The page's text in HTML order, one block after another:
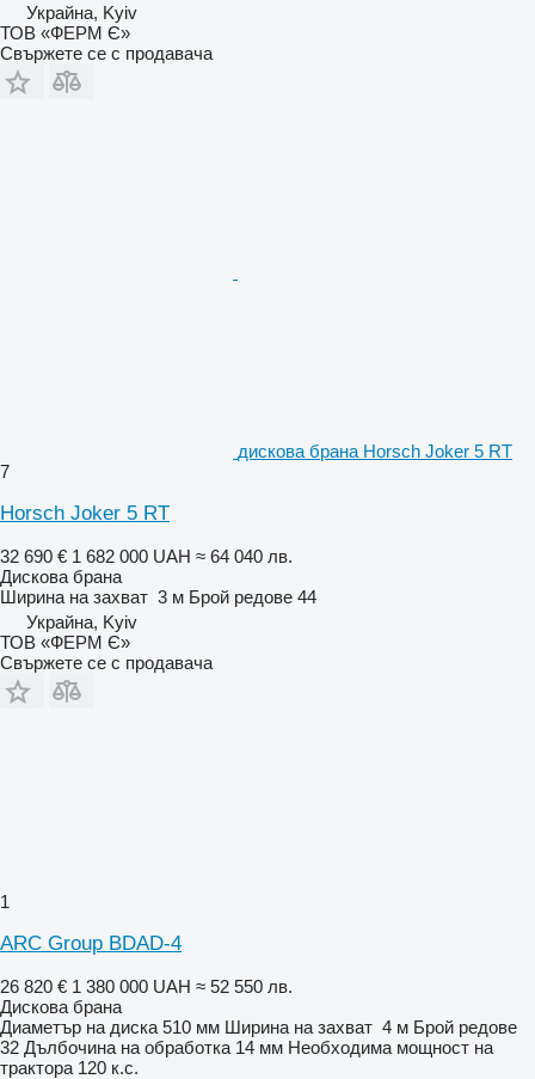
Украйна, Kyiv
ТОВ «ФЕРМ Є»
Свържете се с продавача
дискова брана Horsch Joker 5 RT
7
Horsch Joker 5 RT
32 690 € 1 682 000 UAH ≈ 64 040 лв.
Дискова брана
Ширина на захват 3 м Брой редове 44
Украйна, Kyiv
ТОВ «ФЕРМ Є»
Свържете се с продавача
1
ARC Group BDAD-4
26 820 € 1 380 000 UAH ≈ 52 550 лв.
Дискова брана
Диаметър на диска 510 мм Ширина на захват 4 м Брой редове
32 Дълбочина на обработка 14 мм Необходима мощност на
трактора 120 к.с.